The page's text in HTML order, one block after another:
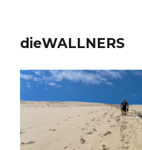
dieWALLNERS